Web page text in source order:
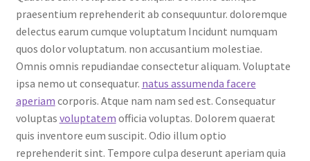
praesentium reprehenderit ab consequuntur. doloremque
delectus earum cumque voluptatum Incidunt numquam
quos dolor voluptatum. non accusantium molestiae.
Omnis omnis repudiandae consectetur aliquam. Voluptate
ipsa nemo ut consequatur. natus assumenda facere
aperiam corporis. Atque nam nam sed est. Consequatur
voluptas voluptatem officia voluptas. Dolorem quaerat
quis inventore eum suscipit. Odio illum optio
reprehenderit sint. Tempore culpa deserunt aperiam quia